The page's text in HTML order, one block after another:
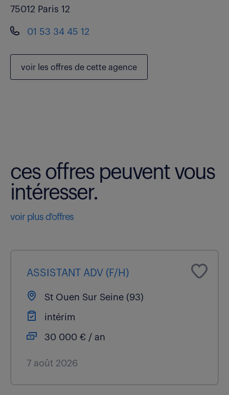
75012 Paris 12
01 53 34 45 12
voir les offres de cette agence
ces offres peuvent vous
intéresser.
voir plus d'offres
ASSISTANT ADV (F/H)
St Ouen Sur Seine (93)
intérim
30 000 € / an
7 août 2026